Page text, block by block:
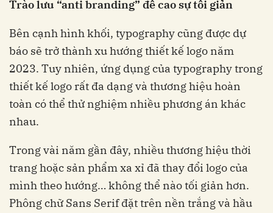
Trào lưu “anti branding” đề cao sự tối giản
Bên cạnh hình khối, typography cũng được dự
báo sẽ trở thành xu hướng thiết kế logo năm
2023. Tuy nhiên, ứng dụng của typography trong
thiết kế logo rất đa dạng và thương hiệu hoàn
toàn có thể thử nghiệm nhiều phương án khác
nhau.
Trong vài năm gần đây, nhiều thương hiệu thời
trang hoặc sản phẩm xa xỉ đã thay đổi logo của
mình theo hướng… không thể nào tối giản hơn.
Phông chữ Sans Serif đặt trên nền trắng và hầu